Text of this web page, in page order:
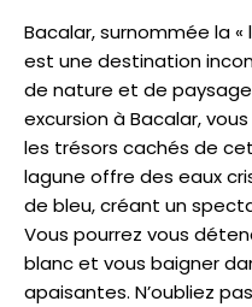
Bacalar, surnommée la
est une destination
de nature et de
excursion à Bacalar,
les trésors cachés de
lagune offre des eaux
de bleu, créant un
Vous pourrez vous
blanc et vous baigner
apaisantes. N’oubliez